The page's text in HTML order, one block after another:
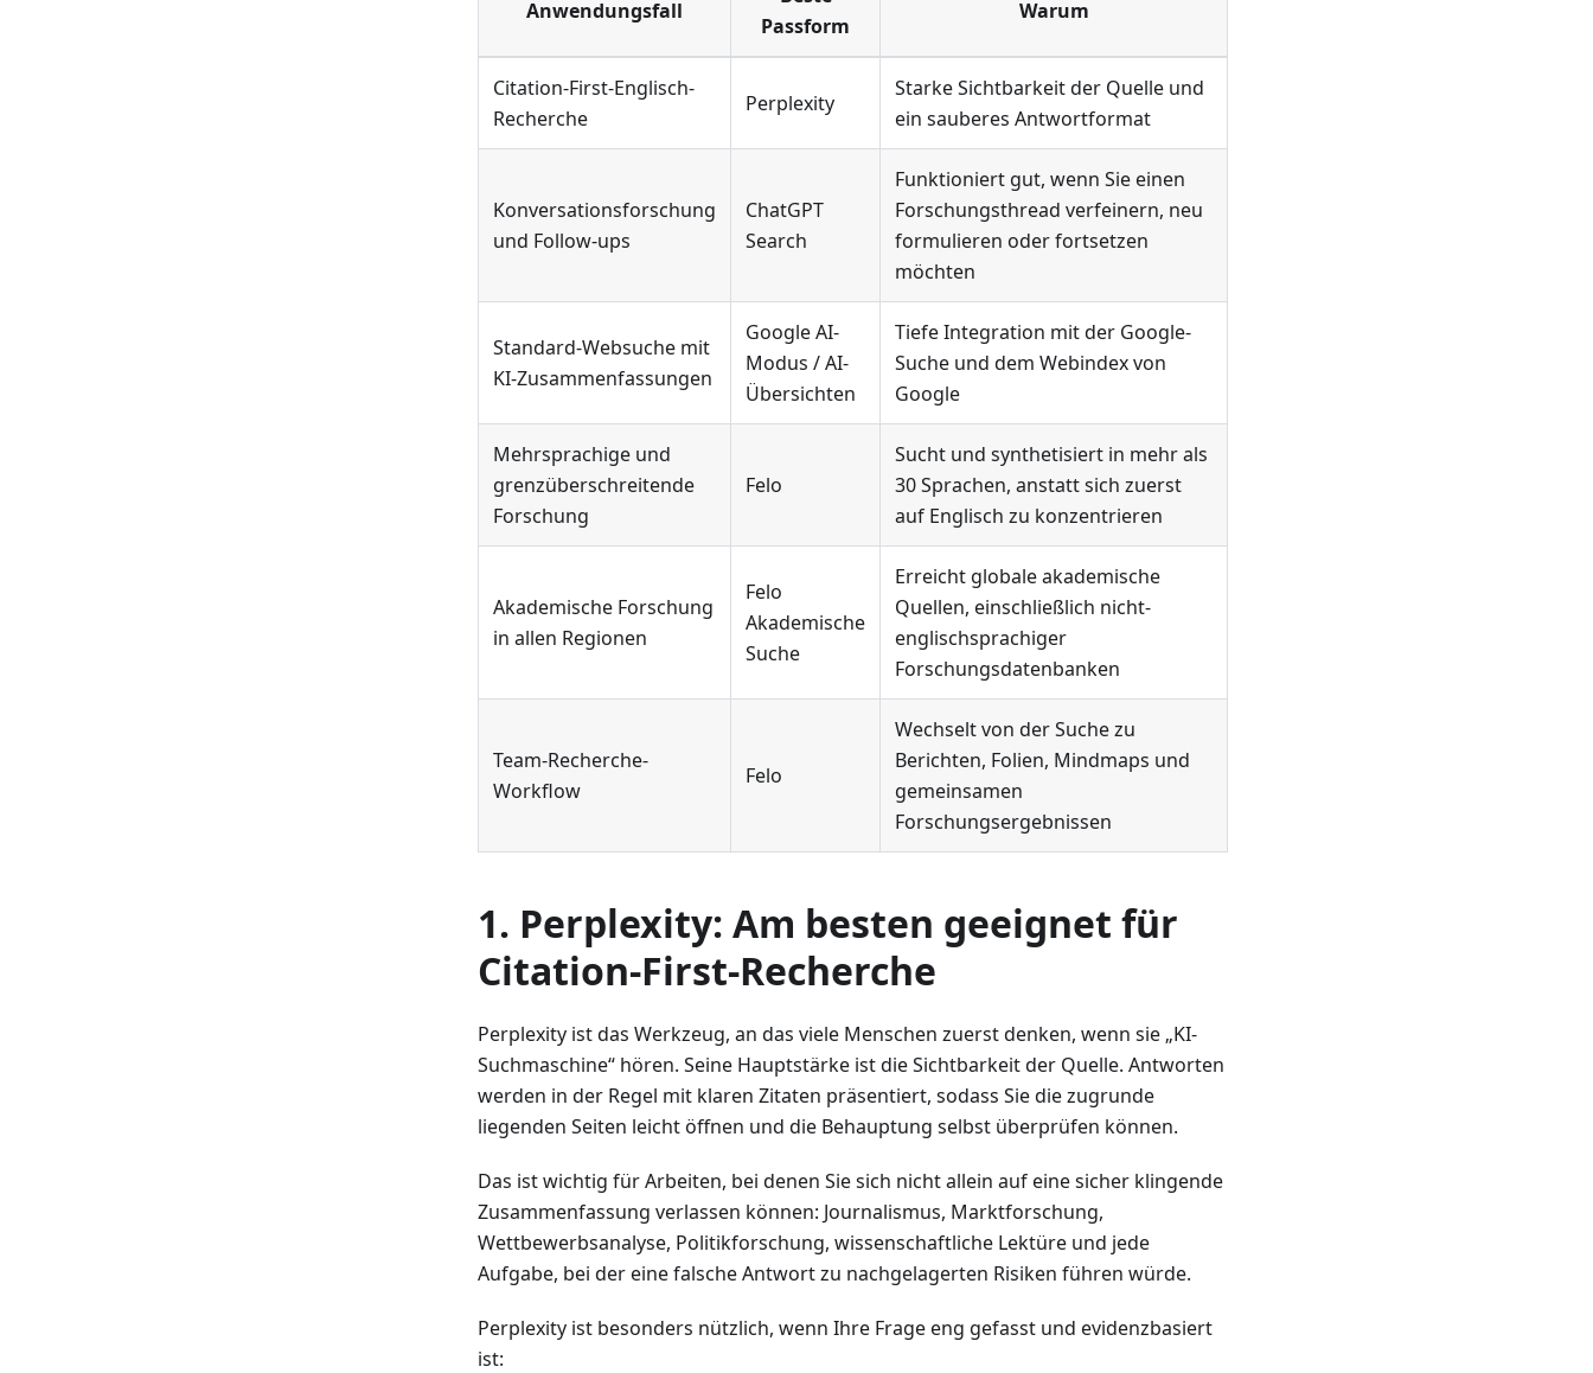
Anwendungsfall
Passform
Warum
Citation-First-Englisch-
Recherche
Perplexity
Starke Sichtbarkeit der Quelle und
ein sauberes Antwortformat
Konversationsforschung
und Follow-ups
ChatGPT
Search
Funktioniert gut, wenn Sie einen
Forschungsthread verfeinern, neu
formulieren oder fortsetzen
möchten
Standard-Websuche mit
KI-Zusammenfassungen
Google AI-
Modus / AI-
Übersichten
Tiefe Integration mit der Google-
Suche und dem Webindex von
Google
Mehrsprachige und
grenzüberschreitende
Forschung
Felo
Sucht und synthetisiert in mehr als
30 Sprachen, anstatt sich zuerst
auf Englisch zu konzentrieren
Akademische Forschung
in allen Regionen
Felo
Akademische
Suche
Erreicht globale akademische
Quellen, einschließlich nicht-
englischsprachiger
Forschungsdatenbanken
Team-Recherche-
Workflow
Felo
Wechselt von der Suche zu
Berichten, Folien, Mindmaps und
gemeinsamen
Forschungsergebnissen
1. Perplexity: Am besten geeignet für
Citation-First-Recherche
Perplexity ist das Werkzeug, an das viele Menschen zuerst denken, wenn sie „KI-
Suchmaschine“ hören. Seine Hauptstärke ist die Sichtbarkeit der Quelle. Antworten
werden in der Regel mit klaren Zitaten präsentiert, sodass Sie die zugrunde
liegenden Seiten leicht öffnen und die Behauptung selbst überprüfen können.
Das ist wichtig für Arbeiten, bei denen Sie sich nicht allein auf eine sicher klingende
Zusammenfassung verlassen können: Journalismus, Marktforschung,
Wettbewerbsanalyse, Politikforschung, wissenschaftliche Lektüre und jede
Aufgabe, bei der eine falsche Antwort zu nachgelagerten Risiken führen würde.
Perplexity ist besonders nützlich, wenn Ihre Frage eng gefasst und evidenzbasiert
ist: